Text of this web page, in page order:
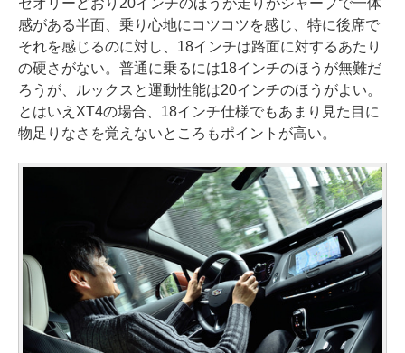
セオリーどおり20インチのほうが走りがシャープで一体
感がある半面、乗り心地にコツコツを感じ、特に後席で
それを感じるのに対し、18インチは路面に対するあたり
の硬さがない。普通に乗るには18インチのほうが無難だ
ろうが、ルックスと運動性能は20インチのほうがよい。
とはいえXT4の場合、18インチ仕様でもあまり見た目に
物足りなさを覚えないところもポイントが高い。